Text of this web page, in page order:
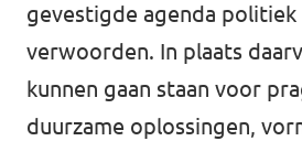
gevestigde agenda politiek
verwoorden. In plaats
kunnen gaan staan voor
duurzame oplossingen,